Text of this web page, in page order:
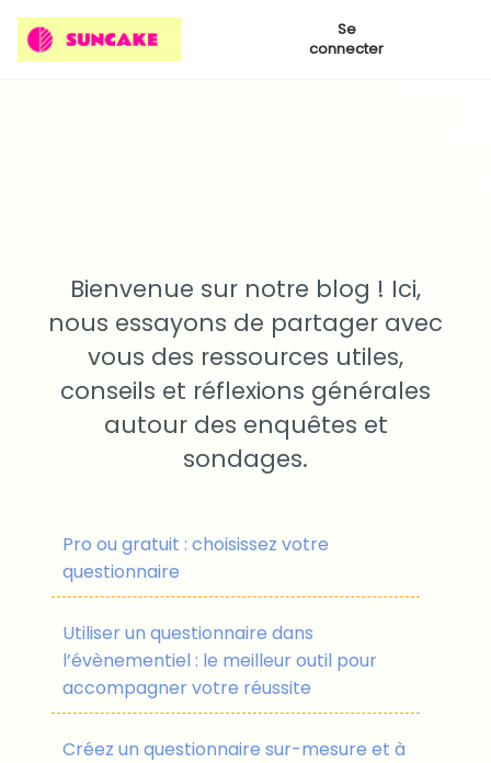
Se
connecter
Bienvenue sur notre blog ! Ici,
nous essayons de partager avec
vous des ressources utiles,
conseils et réflexions générales
autour des enquêtes et
sondages.
Pro ou gratuit : choisissez votre
questionnaire
Utiliser un questionnaire dans
l’évènementiel : le meilleur outil pour
accompagner votre réussite
Créez un questionnaire sur-mesure et à